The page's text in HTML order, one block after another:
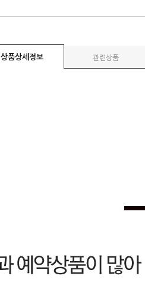
상품상세정보 관련상품